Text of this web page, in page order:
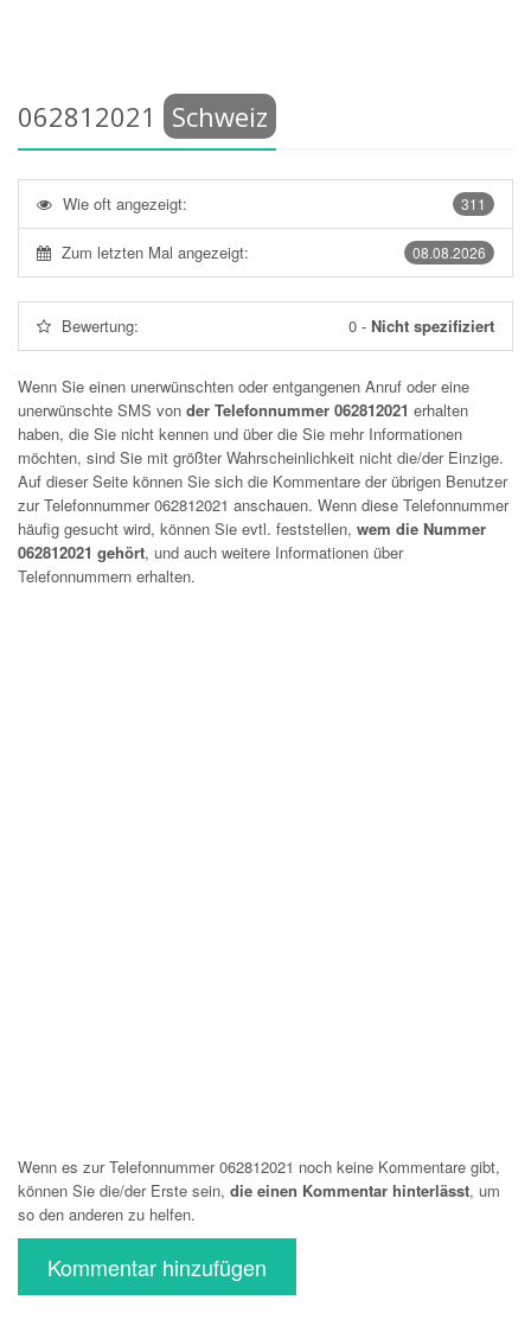
062812021 Schweiz
311
Wie oft angezeigt:
08.08.2026
Zum letzten Mal angezeigt:
Bewertung: 0 - Nicht spezifiziert
Wenn Sie einen unerwünschten oder entgangenen Anruf oder eine
unerwünschte SMS von der Telefonnummer 062812021 erhalten
haben, die Sie nicht kennen und über die Sie mehr Informationen
möchten, sind Sie mit größter Wahrscheinlichkeit nicht die/der Einzige.
Auf dieser Seite können Sie sich die Kommentare der übrigen Benutzer
zur Telefonnummer062812021 anschauen. Wenn diese Telefonnummer
häufig gesucht wird, können Sie evtl. feststellen, wem die Nummer
062812021 gehört, und auch weitere Informationen über
Telefonnummern erhalten.
Wenn es zur Telefonnummer 062812021 noch keine Kommentare gibt,
können Sie die/der Erste sein, die einen Kommentar hinterlässt, um
so den anderen zu helfen.
Kommentar hinzufügen